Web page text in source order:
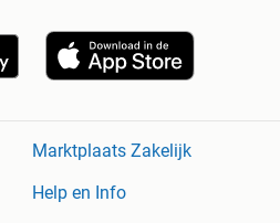
Marktplaats Zakelijk
Help en Info